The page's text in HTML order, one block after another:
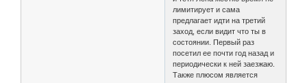
лимитирует и сама
предлагает идти на третий
заход, если видит что ты в
состоянии. Первый раз
посетил ее почти год назад и
периодически к ней заезжаю.
Также плюсом является